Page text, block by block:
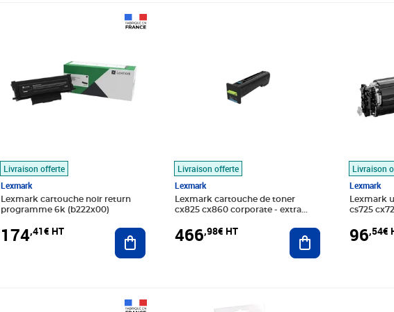
Livraison offerte
Lexmark
Lexmark cartouche noir return
programme 6k (b222x00)
174,41€ HT Ajouter au panier
Livraison offerte
Lexmark
Lexmark cartouche de toner
cx825 cx860 corporate - extra
466,98€ HT Ajouter au panier
Livraison
Lexmark
Lexmark unité d'image cs720
cs725
96,54€
Prix barré 361,66€ HT
Prix 37,45€ HT